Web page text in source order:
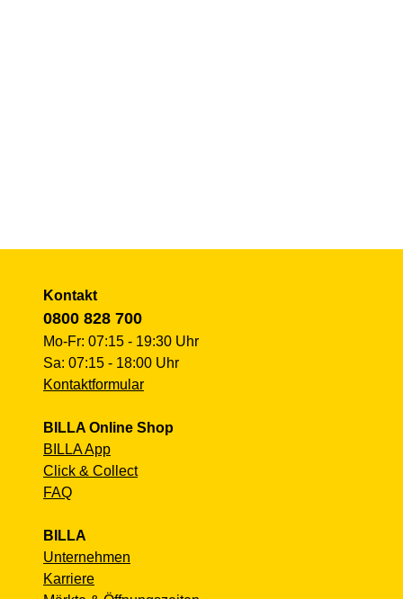
Kontakt
0800 828 700
Mo-Fr: 07:15 - 19:30 Uhr
Sa: 07:15 - 18:00 Uhr
Kontaktformular
BILLA Online Shop
BILLA App
Click & Collect
FAQ
BILLA
Unternehmen
Karriere